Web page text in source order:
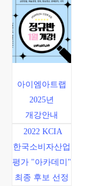
아이엠아트랩
2025년
개강안내
2022 KCIA
한국소비자산업
평가 "아카데미"
최종 후보 선정